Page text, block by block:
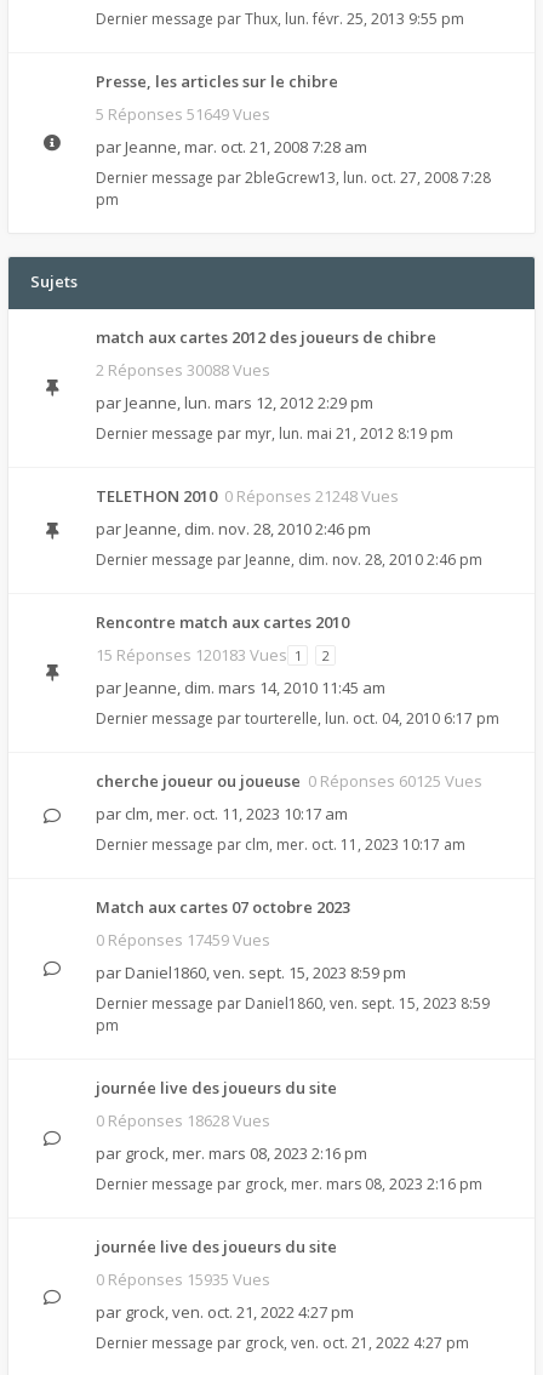
Dernier message parThux, lun. févr. 25, 2013 9:55 pm
Presse, les articles sur le chibre
5 Réponses 51649 Vues
par Jeanne, mar. oct. 21, 2008 7:28 am
Dernier message par2bleGcrew13, lun. oct. 27, 2008 7:28
pm
Sujets
match aux cartes 2012 des joueurs de chibre
2 Réponses 30088 Vues
par Jeanne, lun. mars 12, 2012 2:29 pm
Dernier message par myr, lun. mai 21, 2012 8:19 pm
TELETHON 2010 0 Réponses 21248 Vues
par Jeanne, dim. nov. 28, 2010 2:46 pm
Dernier message par Jeanne, dim. nov. 28, 2010 2:46 pm
Rencontre match aux cartes 2010
15 Réponses 120183 Vues 1 2
par Jeanne, dim. mars 14, 2010 11:45 am
Dernier message partourterelle, lun. oct. 04, 2010 6:17 pm
cherche joueur ou joueuse 0 Réponses 60125 Vues
par clm, mer. oct. 11, 2023 10:17 am
Dernier message par clm, mer. oct. 11, 2023 10:17 am
Match aux cartes 07 octobre 2023
0 Réponses 17459 Vues
par Daniel1860,ven. sept. 15, 2023 8:59 pm
Dernier message par Daniel1860, ven. sept. 15, 2023 8:59
pm
journée live des joueurs du site
0 Réponses 18628 Vues
par grock, mer. mars 08, 2023 2:16 pm
Dernier message par grock, mer. mars 08, 2023 2:16 pm
journée live des joueurs du site
0 Réponses 15935 Vues
par grock,ven. oct. 21, 2022 4:27 pm
Dernier message par grock, ven. oct. 21, 2022 4:27 pm